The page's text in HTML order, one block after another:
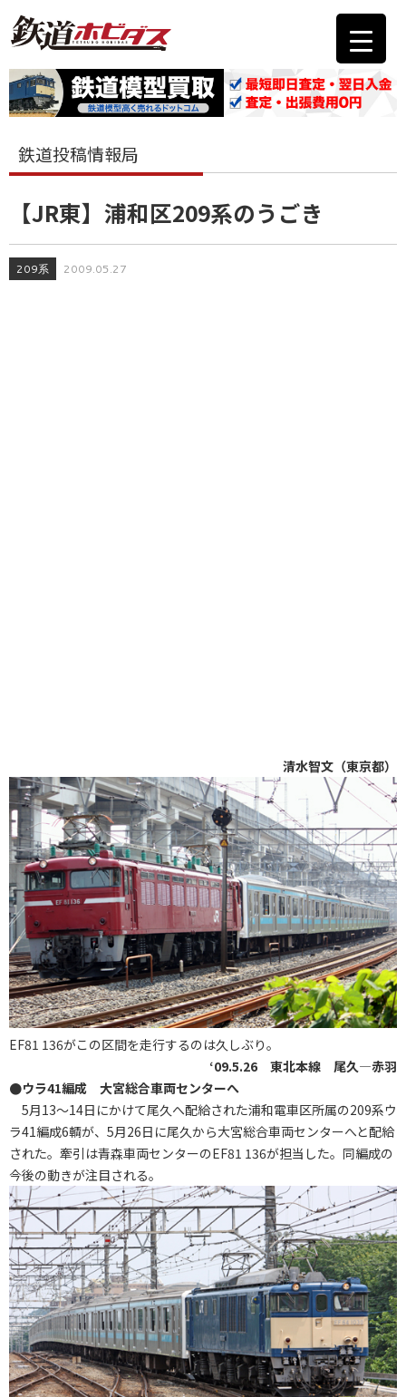
鉄道投稿情報局
【JR東】浦和区209系のうごき
209系 2009.05.27
清水智文（東京都）
EF81 136がこの区間を走行するのは久しぶり。
‘09.5.26 東北本線 尾久―赤羽
●ウラ41編成 大宮総合車両センターへ
5月13～14日にかけて尾久へ配給された浦和電車区所属の209系ウ
ラ41編成6輌が、5月26日に尾久から大宮総合車両センターへと配給
された。牽引は青森車両センターのEF81 136が担当した。同編成の
今後の動きが注目される。